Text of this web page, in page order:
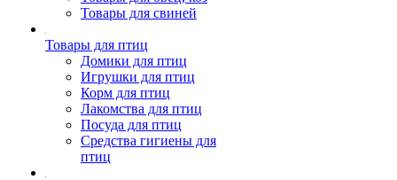
Товары для свиней
Товары для птиц
Домики для птиц
Игрушки для птиц
Корм для птиц
Лакомства для птиц
Посуда для птиц
Средства гигиены для
птиц